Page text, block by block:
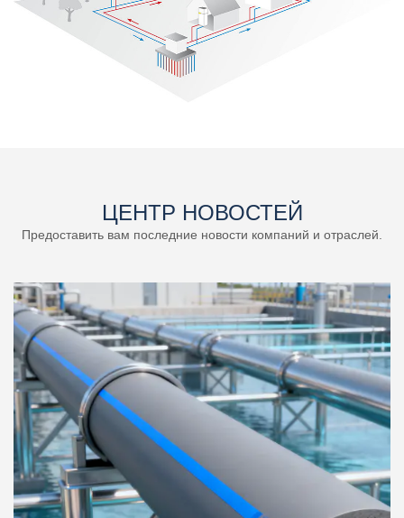
ЦЕНТР НОВОСТЕЙ
Предоставить вам последние новости компаний и отраслей.